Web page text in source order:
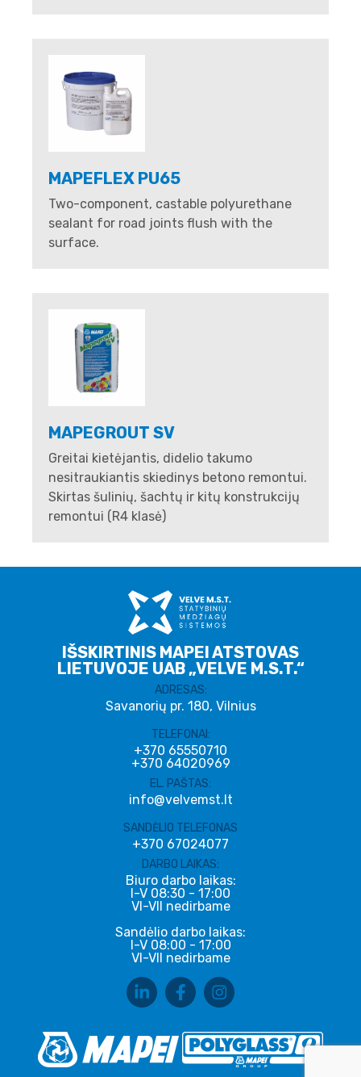
MAPEFLEX PU65
Two-component, castable polyurethane
sealant for road joints flush with the
surface.
MAPEGROUT SV
Greitai kietėjantis, didelio takumo
nesitraukiantis skiedinys betono remontui.
Skirtas šulinių, šachtų ir kitų konstrukcijų
remontui (R4 klasė)
IŠSKIRTINIS MAPEI ATSTOVAS
LIETUVOJE UAB „VELVE M.S.T.“
ADRESAS:
Savanorių pr. 180, Vilnius
TELEFONAI:
+370 65550710
+370 64020969
EL. PAŠTAS:
info@velvemst.lt
SANDĖLIO TELEFONAS
+370 67024077
DARBO LAIKAS:
Biuro darbo laikas:
I-V 08:30 - 17:00
VI-VII nedirbame
Sandėlio darbo laikas:
I-V 08:00 - 17:00
VI-VII nedirbame